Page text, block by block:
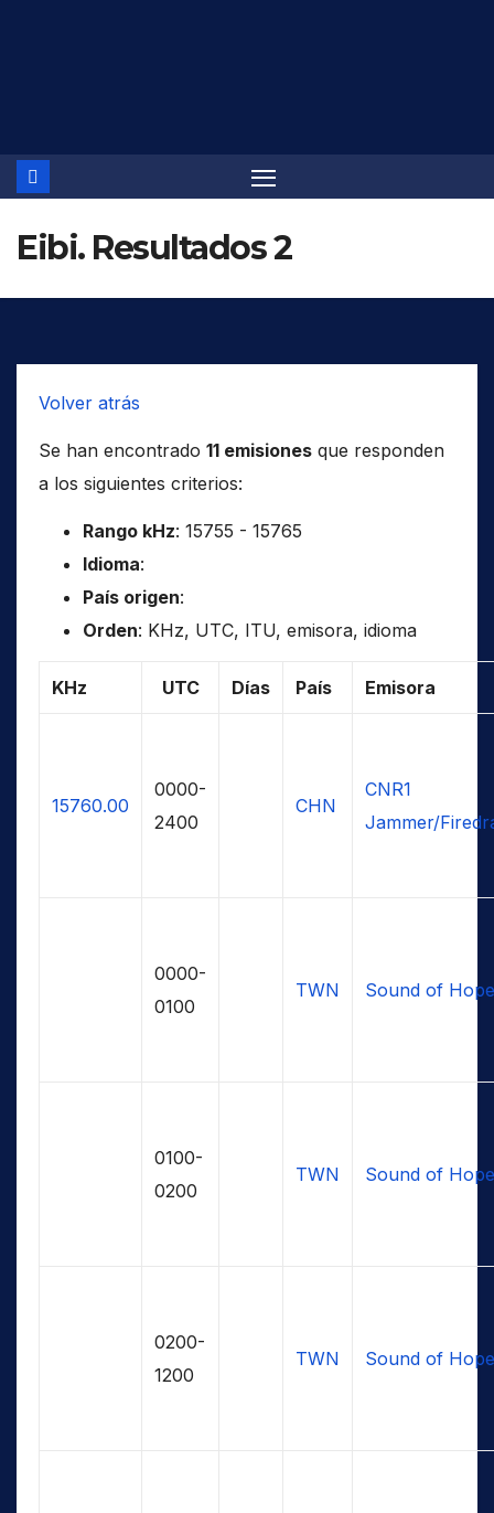
Eibi. Resultados 2
Volver atrás
Se han encontrado 11 emisiones que responden
a los siguientes criterios:
Rango kHz: 15755 - 15765
Idioma:
País origen:
Orden: KHz, UTC, ITU, emisora, idioma
KHz UTC Días País Emisora
15760.00
0000-
2400
CHN
CNR1
Jammer/
0000-
0100
TWN Sound of Hope
0100-
0200
TWN Sound of Hope
0200-
1200
TWN Sound of Hope